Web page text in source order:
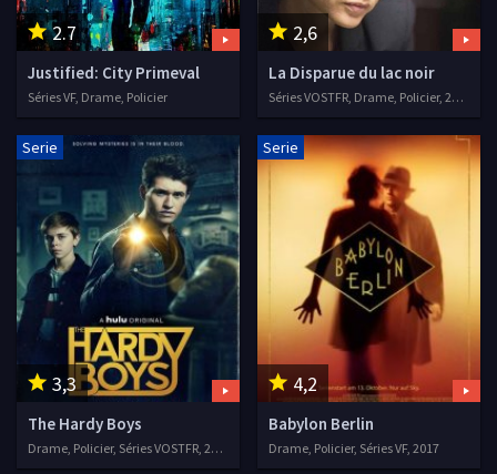
2.7
Justified: City Primeval
Séries VF, Drame, Policier
2,6
La Disparue du lac noir
Séries VOSTFR, Drame, Policier, 2020
3,3
Serie
The Hardy Boys
Drame, Policier, Séries VOSTFR, 2020
4,2
Serie
Babylon Berlin
Drame, Policier, Séries VF, 2017